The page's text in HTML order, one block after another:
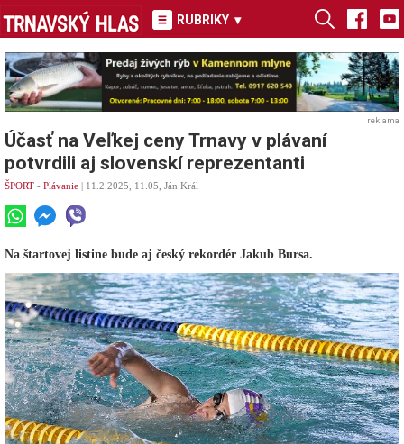
RUBRIKY ▾
reklama
Účasť na Veľkej ceny Trnavy v plávaní
potvrdili aj slovenskí reprezentanti
ŠPORT - Plávanie | 11.2.2025, 11.05, Ján Král
Na štartovej listine bude aj český rekordér Jakub Bursa.